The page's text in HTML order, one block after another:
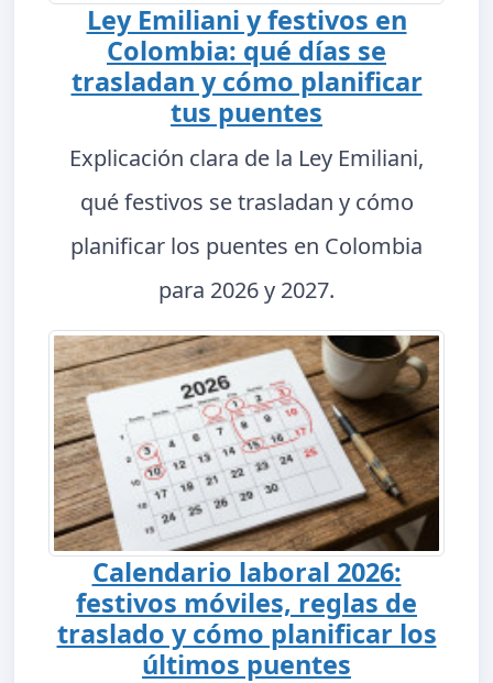
Ley Emiliani y festivos en
Colombia: qué días se
trasladan y cómo planificar
tus puentes
Explicación clara de la Ley Emiliani,
qué festivos se trasladan y cómo
planificar los puentes en Colombia
para 2026 y 2027.
Calendario laboral 2026:
festivos móviles, reglas de
traslado y cómo planificar los
últimos puentes